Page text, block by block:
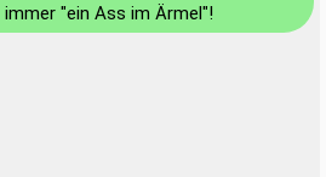
immer "ein Ass im Ärmel"!